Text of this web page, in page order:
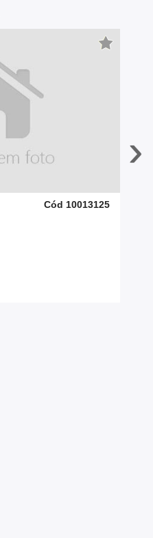
Cód 10013125
›